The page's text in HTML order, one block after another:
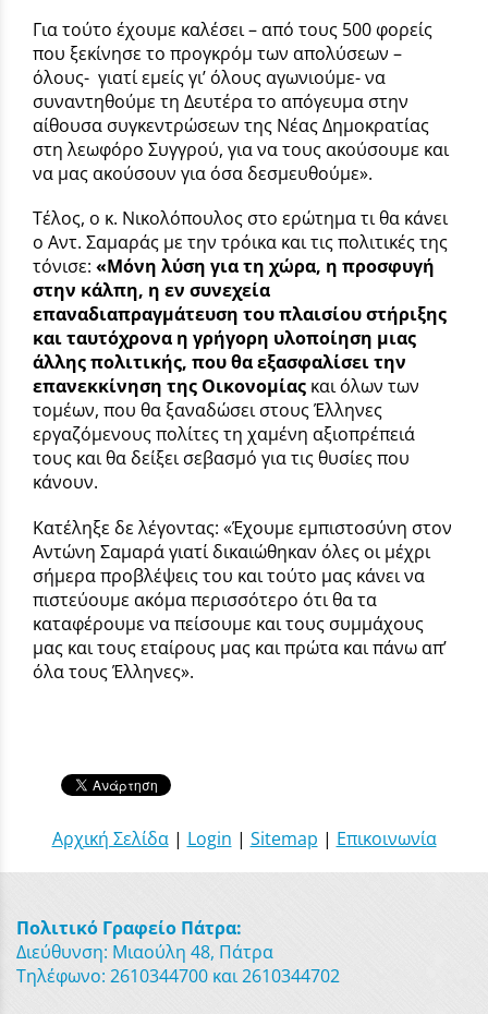
Για τούτο έχουμε καλέσει – από τους 500 φορείς
που ξεκίνησε το προγκρόμ των απολύσεων –
όλους- γιατί εμείς γι’ όλους αγωνιούμε- να
συναντηθούμε τη Δευτέρα το απόγευμα στην
αίθουσα συγκεντρώσεων της Νέας Δημοκρατίας
στη λεωφόρο Συγγρού, για να τους ακούσουμε και
να μας ακούσουν για όσα δεσμευθούμε».
Τέλος, ο κ. Νικολόπουλος στο ερώτημα τι θα κάνει
ο Αντ. Σαμαράς με την τρόικα και τις πολιτικές της
τόνισε: «Μόνη λύση για τη χώρα, η προσφυγή
στην κάλπη, η εν συνεχεία
επαναδιαπραγμάτευση του πλαισίου στήριξης
και ταυτόχρονα η γρήγορη υλοποίηση μιας
άλλης πολιτικής, που θα εξασφαλίσει την
επανεκκίνηση της Οικονομίας και όλων των
τομέων, που θα ξαναδώσει στους Έλληνες
εργαζόμενους πολίτες τη χαμένη αξιοπρέπειά
τους και θα δείξει σεβασμό για τις θυσίες που
κάνουν.
Κατέληξε δε λέγοντας: «Έχουμε εμπιστοσύνη στον
Αντώνη Σαμαρά γιατί δικαιώθηκαν όλες οι μέχρι
σήμερα προβλέψεις του και τούτο μας κάνει να
πιστεύουμε ακόμα περισσότερο ότι θα τα
καταφέρουμε να πείσουμε και τους συμμάχους
μας και τους εταίρους μας και πρώτα και πάνω απ’
όλα τους Έλληνες».
Αρχική Σελίδα| Login | Sitemap | Επικοινωνία
Πολιτικό Γραφείο Πάτρα:
Διεύθυνση: Μιαούλη 48, Πάτρα
Τηλέφωνο: 2610344700 και 2610344702